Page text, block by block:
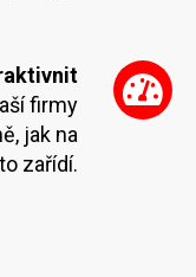
firmy
jak na
zařídí.